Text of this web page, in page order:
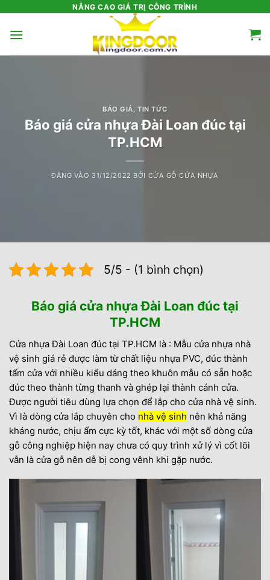
nội
NÂNG CAO GIÁ TRỊ CÔNG TRÌNH
BÁO GIÁ ,TIN TỨC
Báo giá cửa nhựa Đài Loan đúc tại
TP.HCM
ĐĂNG VÀO 31/12/2022 BỞI CỬA GỖ CỬA NHỰA
5/5 - (1 bình chọn)
Báo giá cửa nhựa Đài Loan đúc tại
TP.HCM
Cửa nhựa Đài Loan đúc tại TP.HCM là : Mẫu cửa nhựa nhà
vệ sinh giá rẻ được làm từ chất liệu nhựa PVC, đúc thành
tấm cửa với nhiều kiểu dáng theo khuôn mẫu có sẵn hoặc
đúc theo thành từng thanh và ghép lại thành cánh cửa.
Được người tiêu dùng lựa chọn để lắp cho cửa nhà vệ sinh.
Vì là dòng cửa lắp chuyên cho nhà vệ sinh nên khả năng
kháng nước, chịu ẩm cực kỳ tốt, khác với một số dòng cửa
gỗ công nghiệp hiện nay chưa có quy trình xử lý vì cốt lõi
vẫn là cửa gỗ nên dễ bị cong vênh khi gặp nước.